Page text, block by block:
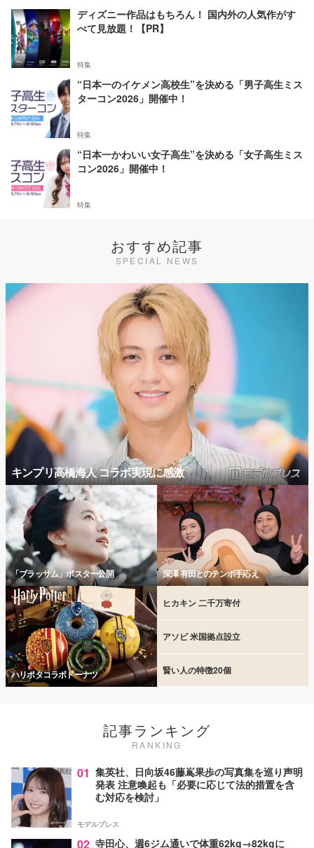
ディズニー作品はもちろん！ 国内外の人気作がす
べて見放題！【PR】
特集
“日本一のイケメン高校生”を決める「男子高生ミス
ターコン2026」開催中！
特集
“日本一かわいい女子高生”を決める「女子高生ミス
コン2026」開催中！
特集
おすすめ記事
SPECIAL NEWS
キンプリ高橋海人 コラボ実現に感激
「ブラッサム」ポスター公開 深澤 有田とのテンポ手応え
ハリポタコラボドーナツ
ヒカキン 二千万寄付
アソビ 米国拠点設立
賢い人の特徴20個
記事ランキング
RANKING
01 集英社、日向坂46藤嶌果歩の写真集を巡り声明
発表 注意喚起も「必要に応じて法的措置を含
む対応を検討」
モデルプレス
02 寺田心、週6ジム通いで体重62kg→82kgに